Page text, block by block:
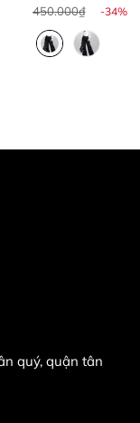
450.000₫ -34%
quý, quận tân